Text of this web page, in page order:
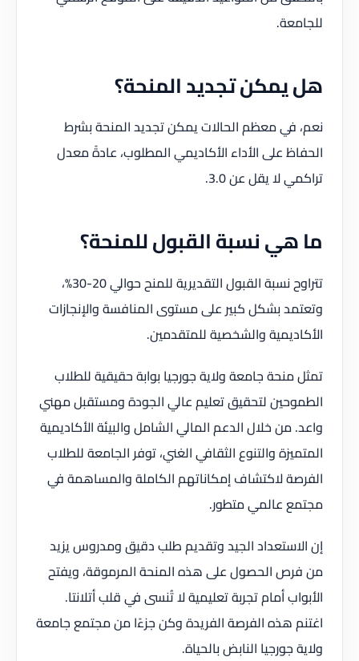
للجامعة.
هل يمكن تجديد المنحة؟
نعم، في معظم الحالات يمكن تجديد المنحة بشرط
الحفاظ على الأداء الأكاديمي المطلوب، عادةً معدل
تراكمي لا يقل عن 3.0.
ما هي نسبة القبول للمنحة؟
تتراوح نسبة القبول التقديرية للمنح حوالي 20-30%،
وتعتمد بشكل كبير على مستوى المنافسة والإنجازات
الأكاديمية والشخصية للمتقدمين.
تمثل منحة جامعة ولاية جورجيا بوابة حقيقية للطلاب
الطموحين لتحقيق تعليم عالي الجودة ومستقبل مهني
واعد. من خلال الدعم المالي الشامل والبيئة الأكاديمية
المتميزة والتنوع الثقافي الغني، توفر الجامعة للطلاب
الفرصة لاكتشاف إمكاناتهم الكاملة والمساهمة في
مجتمع عالمي متطور.
إن الاستعداد الجيد وتقديم طلب دقيق ومدروس يزيد
من فرص الحصول على هذه المنحة المرموقة، ويفتح
الأبواب أمام تجربة تعليمية لا تُنسى في قلب أتلانتا.
اغتنم هذه الفرصة الفريدة وكن جزءًا من مجتمع جامعة
ولاية جورجيا النابض بالحياة.